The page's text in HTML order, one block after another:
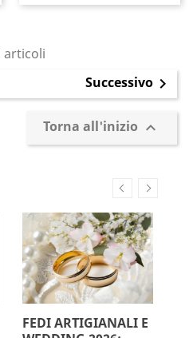
articoli
Successivo 
Torna all'inizio 
FEDI ARTIGIANALI E